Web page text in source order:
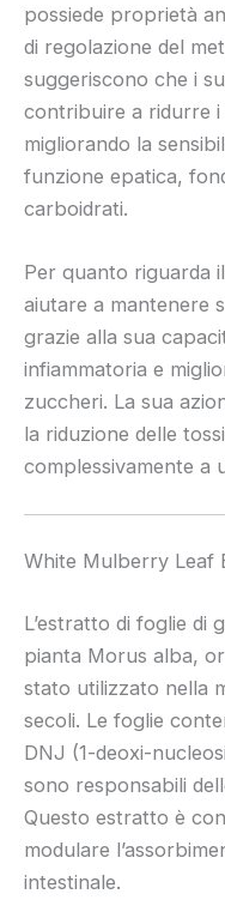
possiede proprietà
di regolazione del
suggeriscono che i
contribuire a ridurre i
migliorando la
funzione epatica,
carboidrati.
Per quanto riguarda
aiutare a mantenere
grazie alla sua
infiammatoria e
zuccheri. La sua
la riduzione delle
complessivamente a
White Mulberry Leaf
L’estratto di foglie di
pianta Morus alba,
stato utilizzato nella
secoli. Le foglie
DNJ (1-deoxi-
sono responsabili
Questo estratto è
modulare
intestinale.